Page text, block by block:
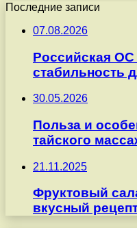
Последние записи
07.08.2026
Российская
стабильность
30.05.2026
Польза и
тайского
21.11.2025
Фруктовый
вкусный